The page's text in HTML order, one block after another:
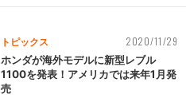
トピックス 2020/11/29
ホンダが海外モデルに新型レブル
1100を発表！アメリカでは来年1月発
売